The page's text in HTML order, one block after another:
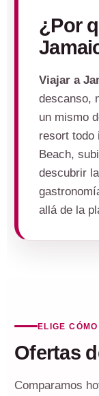
¿Por
Viajar a
descanso,
un mismo
resort todo
Beach,
descubrir
allá de la
ELIGE
Ofertas
Comparamos